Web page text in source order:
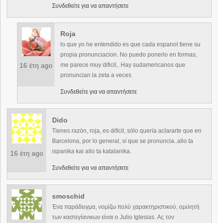
Συνδεθείτε για να απαντήσετε
16 έτη ago
Roja
lo que yo he entendido es que cada espanol tiene su
propia pronunciacion. No puedo ponerlo en formas,
me parece muy dificil,. Hay sudamericanos que
pronuncian la zeta a veces
Συνδεθείτε για να απαντήσετε
16 έτη ago
Dido
Tienes razón, roja, es difícil, sólo quería aclararte que en
Barcelona, por lo general, sí que se pronuncia..allo ta
ispanika kai allo ta katalanika.
Συνδεθείτε για να απαντήσετε
smoschid
Ένα παράδειγμα, νομίζω πολύ χαρακτηριστικού, ομιλητή
των καστεγίανικων είναι ο Julio Iglesias. Ας τον